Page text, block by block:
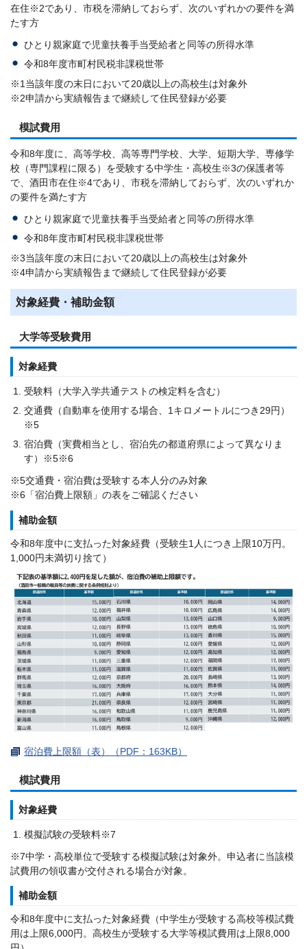
在住※2であり、市税を滞納しておらず、次のいずれかの要件を満
たす方
ひとり親家庭で児童扶養手当受給者と同等の所得水準
令和8年度市町村民税非課税世帯
※1当該年度の末日において20歳以上の高校生は対象外
※2申請から実績報告まで継続して住民登録が必要
模試費用
令和8年度に、高等学校、高等専門学校、大学、短期大学、専修学
校（専門課程に限る）を受験する中学生・高校生※3の保護者等
で、酒田市在住※4であり、市税を滞納しておらず、次のいずれか
の要件を満たす方
ひとり親家庭で児童扶養手当受給者と同等の所得水準
令和8年度市町村民税非課税世帯
※3当該年度の末日において20歳以上の高校生は対象外
※4申請から実績報告まで継続して住民登録が必要
対象経費・補助金額
大学等受験費用
対象経費
受験料（大学入学共通テストの検定料を含む）
交通費（自動車を使用する場合、1キロメートルにつき29円）
※5
宿泊費（実費相当とし、宿泊先の都道府県によって異なりま
す）※5※6
※5交通費・宿泊費は受験する本人分のみ対象
※6「宿泊費上限額」の表をご確認ください
補助金額
令和8年度中に支払った対象経費（受験生1人につき上限10万円。
1,000円未満切り捨て）
宿泊費上限額（表）（PDF：163KB）
模試費用
対象経費
模擬試験の受験料※7
※7中学・高校単位で受験する模擬試験は対象外。申込者に当該模
試費用の領収書が交付される場合が対象。
補助金額
令和8年度中に支払った対象経費（中学生が受験する高校等模試費
用は上限6,000円。高校生が受験する大学等模試費用は上限8,000